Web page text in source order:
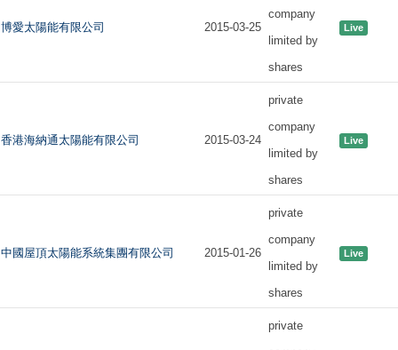
博愛太陽能有限公司 2015-03-25
company
limited by
shares
Live
香港海納通太陽能有限公司 2015-03-24
private
company
limited by
shares
Live
中國屋頂太陽能系統集團有限公司 2015-01-26
private
company
limited by
shares
Live
private